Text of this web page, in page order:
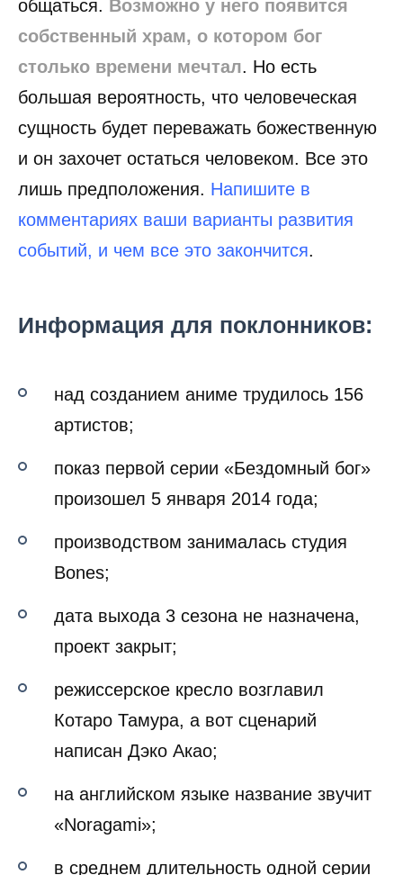
общаться. Возможно у него появится
собственный храм, о котором бог
столько времени мечтал. Но есть
большая вероятность, что человеческая
сущность будет переважать божественную
и он захочет остаться человеком. Все это
лишь предположения. Напишите в
комментариях ваши варианты развития
событий, и чем все это закончится.
Информация для поклонников:
над созданием аниме трудилось 156
артистов;
показ первой серии «Бездомный бог»
произошел 5 января 2014 года;
производством занималась студия
Bones;
дата выхода 3 сезона не назначена,
проект закрыт;
режиссерское кресло возглавил
Котаро Тамура, а вот сценарий
написан Дэко Акао;
на английском языке название звучит
«Noragami»;
в среднем длительность одной серии